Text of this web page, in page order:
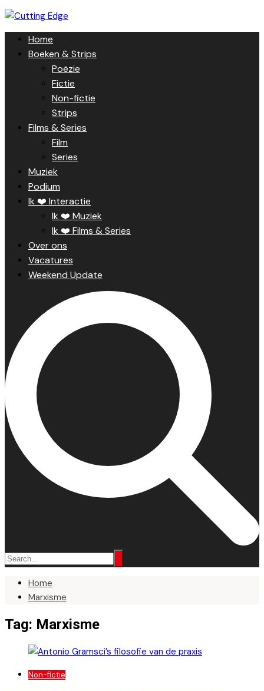
Skip
to
contentHome
Boeken & Strips
Poëzie
Fictie
Non-fictie
Strips
Films & Series
Film
Series
Muziek
Podium
Ik ❤️ Interactie
Ik ❤️ Muziek
Ik ❤️ Films & Series
Over ons
Vacatures
Weekend Update
Home
Marxisme
Tag: Marxisme
Non-fictie